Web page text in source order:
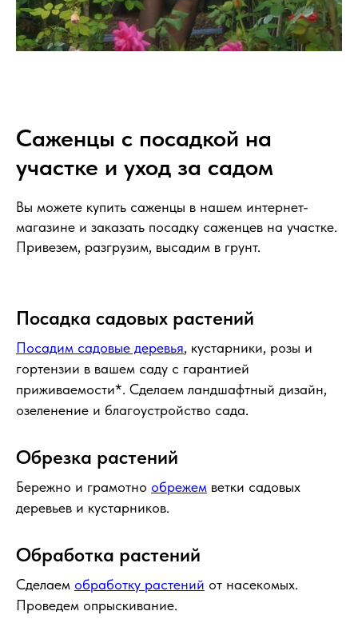
Саженцы с посадкой на
участке и уход за садом
Вы можете купить саженцы в нашем интернет-
магазине и заказать посадку саженцев на участке.
Привезем, разгрузим, высадим в грунт.
Посадка садовых растений
Посадим садовые деревья, кустарники, розы и
гортензии в вашем саду с гарантией
приживаемости*. Сделаем ландшафтный дизайн,
озеленение и благоустройство сада.
Обрезка растений
Бережно и грамотно обрежем ветки садовых
деревьев и кустарников.
Обработка растений
Сделаем обработку растений от насекомых.
Проведем опрыскивание.